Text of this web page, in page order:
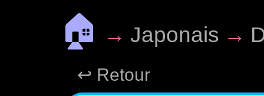
🏠 → Japonais →
↩ Retour